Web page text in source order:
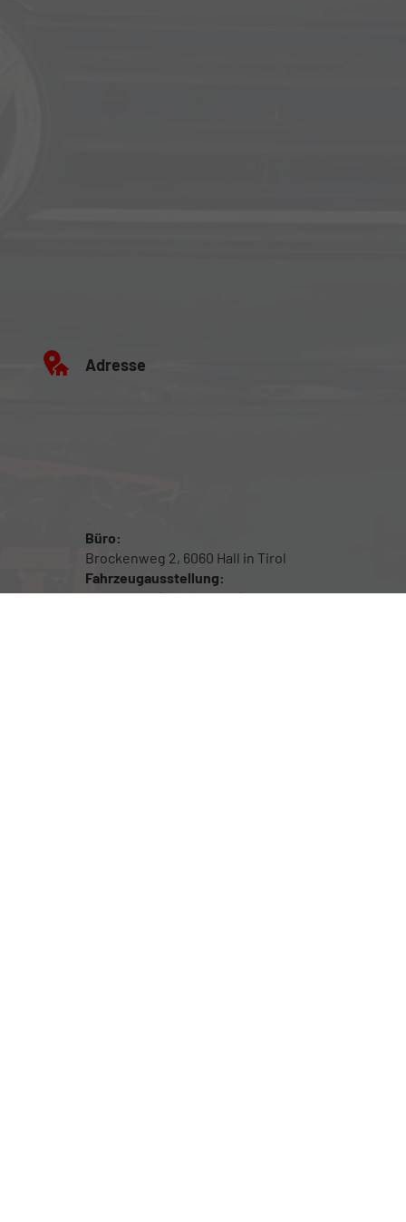
Adresse
Büro:
Brockenweg 2, 6060 Hall in Tirol
Fahrzeugausstellung:
Siberweg 7 (Magazin Hall), 6060 Hall in Tirol